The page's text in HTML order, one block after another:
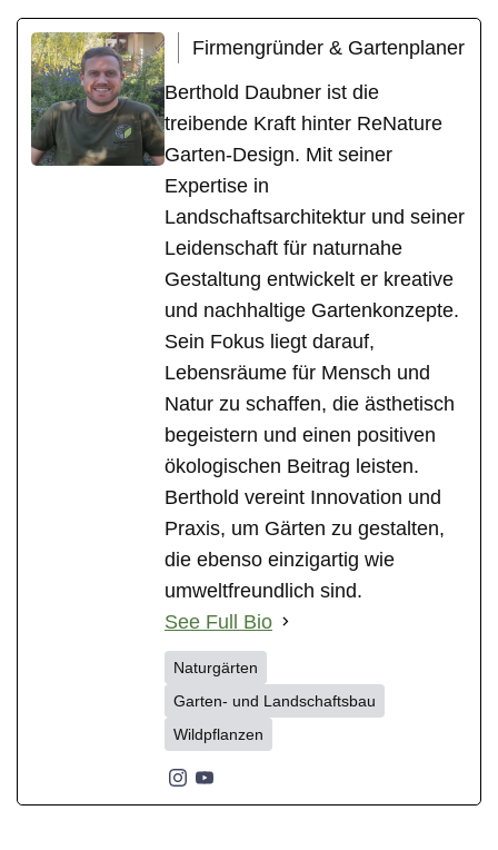
Firmengründer & Gartenplaner
Berthold Daubner ist die
treibende Kraft hinter ReNature
Garten-Design. Mit seiner
Expertise in
Landschaftsarchitektur und seiner
Leidenschaft für naturnahe
Gestaltung entwickelt er kreative
und nachhaltige Gartenkonzepte.
Sein Fokus liegt darauf,
Lebensräume für Mensch und
Natur zu schaffen, die ästhetisch
begeistern und einen positiven
ökologischen Beitrag leisten.
Berthold vereint Innovation und
Praxis, um Gärten zu gestalten,
die ebenso einzigartig wie
umweltfreundlich sind.
See Full Bio
Naturgärten
Garten- und Landschaftsbau
Wildpflanzen